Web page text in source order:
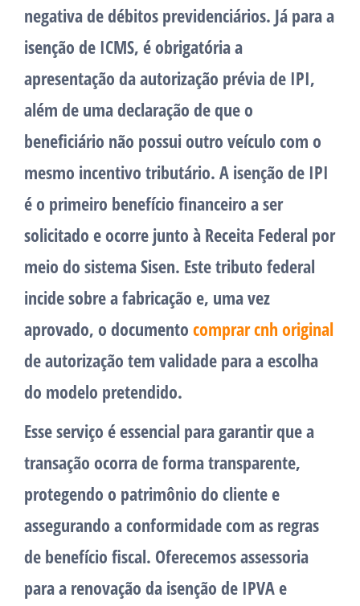
negativa de débitos previdenciários. Já para a
isenção de ICMS, é obrigatória a
apresentação da autorização prévia de IPI,
além de uma declaração de que o
beneficiário não possui outro veículo com o
mesmo incentivo tributário. A isenção de IPI
é o primeiro benefício financeiro a ser
solicitado e ocorre junto à Receita Federal por
meio do sistema Sisen. Este tributo federal
incide sobre a fabricação e, uma vez
aprovado, o documento comprar cnh original
de autorização tem validade para a escolha
do modelo pretendido.
Esse serviço é essencial para garantir que a
transação ocorra de forma transparente,
protegendo o patrimônio do cliente e
assegurando a conformidade com as regras
de benefício fiscal. Oferecemos assessoria
para a renovação da isenção de IPVA e